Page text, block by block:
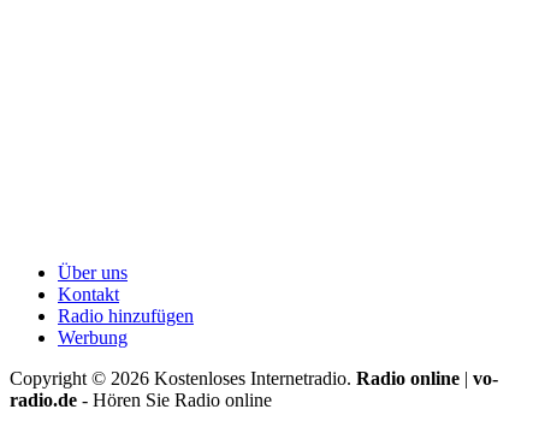
Über uns
Kontakt
Radio hinzufügen
Werbung
Copyright © 2026 Kostenloses Internetradio. Radio online | vo-
radio.de - Hören Sie Radio online